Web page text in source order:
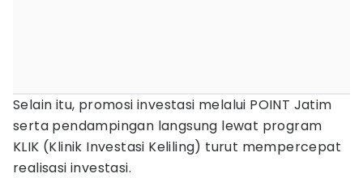
Selain itu, promosi investasi melalui POINT Jatim
serta pendampingan langsung lewat program
KLIK (Klinik Investasi Keliling) turut mempercepat
realisasi investasi.